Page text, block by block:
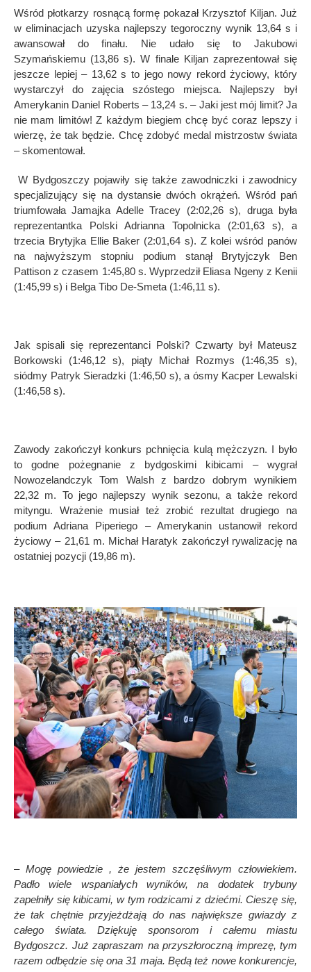
Wśród płotkarzy rosnącą formę pokazał Krzysztof Kiljan. Już
w eliminacjach uzyska najlepszy tegoroczny wynik 13,64 s i
awansował do finału. Nie udało się to Jakubowi
Szymańskiemu (13,86 s). W finale Kiljan zaprezentował się
jeszcze lepiej – 13,62 s to jego nowy rekord życiowy, który
wystarczył do zajęcia szóstego miejsca. Najlepszy był
Amerykanin Daniel Roberts – 13,24 s. – Jaki jest mój limit? Ja
nie mam limitów! Z każdym biegiem chcę być coraz lepszy i
wierzę, że tak będzie. Chcę zdobyć medal mistrzostw świata
– skomentował.
W Bydgoszczy pojawiły się także zawodniczki i zawodnicy
specjalizujący się na dystansie dwóch okrążeń. Wśród pań
triumfowała Jamajka Adelle Tracey (2:02,26 s), druga była
reprezentantka Polski Adrianna Topolnicka (2:01,63 s), a
trzecia Brytyjka Ellie Baker (2:01,64 s). Z kolei wśród panów
na najwyższym stopniu podium stanął Brytyjczyk Ben
Pattison z czasem 1:45,80 s. Wyprzedził Eliasa Ngeny z Kenii
(1:45,99 s) i Belga Tibo De-Smeta (1:46,11 s).
Jak spisali się reprezentanci Polski? Czwarty był Mateusz
Borkowski (1:46,12 s), piąty Michał Rozmys (1:46,35 s),
siódmy Patryk Sieradzki (1:46,50 s), a ósmy Kacper Lewalski
(1:46,58 s).
Zawody zakończył konkurs pchnięcia kulą mężczyzn. I było
to godne pożegnanie z bydgoskimi kibicami – wygrał
Nowozelandczyk Tom Walsh z bardzo dobrym wynikiem
22,32 m. To jego najlepszy wynik sezonu, a także rekord
mityngu. Wrażenie musiał też zrobić rezultat drugiego na
podium Adriana Piperiego – Amerykanin ustanowił rekord
życiowy – 21,61 m. Michał Haratyk zakończył rywalizację na
ostatniej pozycji (19,86 m).
– Mogę powiedzie , że jestem szczęśliwym człowiekiem.
Padło wiele wspaniałych wyników, na dodatek trybuny
zapełniły się kibicami, w tym rodzicami z dziećmi. Cieszę się,
że tak chętnie przyjeżdżają do nas największe gwiazdy z
całego świata. Dziękuję sponsorom i całemu miastu
Bydgoszcz. Już zapraszam na przyszłoroczną imprezę, tym
razem odbędzie się ona 31 maja. Będą też nowe konkurencje,